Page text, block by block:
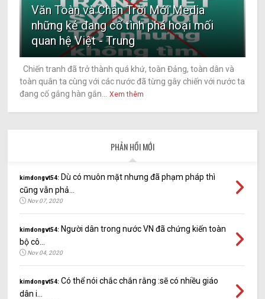
Văn Toàn và Chân Trời Mới Media
những kẻ đang cố tình phá hoại mối
quan hệ Việt - Trung
Chiến tranh đã trở thành quá khứ, toàn Đảng, toàn dân và
toàn quân ta cùng với các nước đã từng gây chiến với nước ta
đang cố gắng hàn gắn...
Xem thêm
PHẢN HỒI MỚI
kimdongvt54: Dù có muôn mặt nhưng đã phạm pháp thì
cũng vẫn phả...
Nov 07, 2020
kimdongvt54: Người dân trong nước VN đã chứng kiến toàn
bộ cô...
Nov 04, 2020
kimdongvt54: Có thể nói chắc chắn rằng :sẽ có nhiều giáo
dân i...